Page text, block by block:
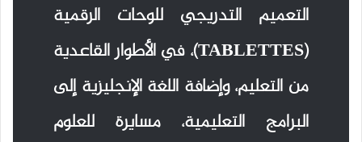
التعميم التدريجي للوحات الرقمية
(TABLETTES)، في الأطوار القاعدية
من التعليم، وإضافة اللغة الإنجليزية إلى
البرامج التعليمية، مسايرة للعلوم